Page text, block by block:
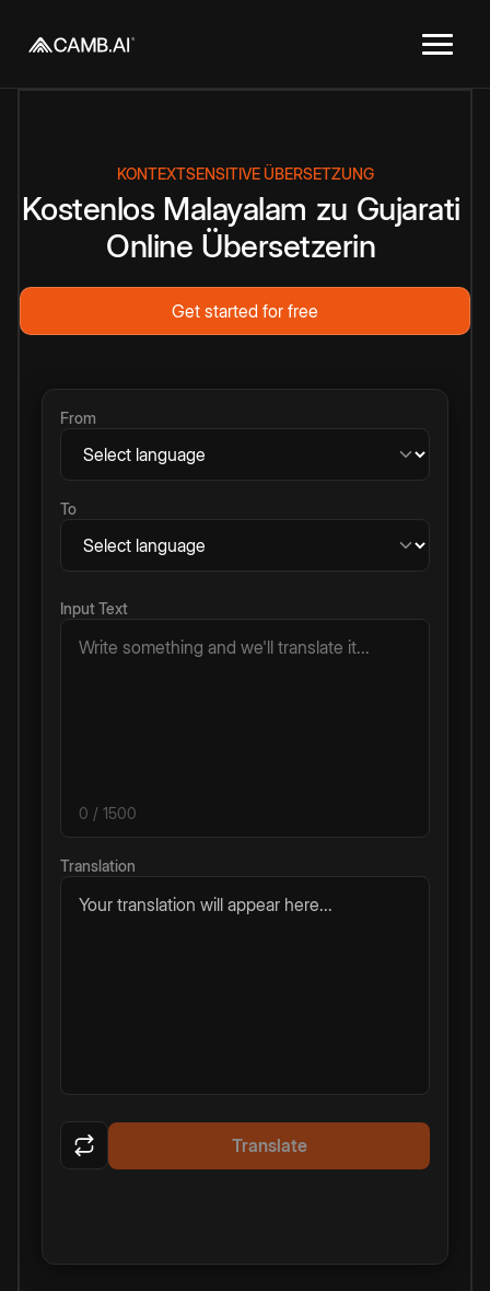
KONTEXTSENSITIVE ÜBERSETZUNG
Kostenlos Malayalam zu Gujarati
Online Übersetzerin
Get started for free
From
To
Input Text
0 / 1500
Translation
Your translation will appear here...
Translate